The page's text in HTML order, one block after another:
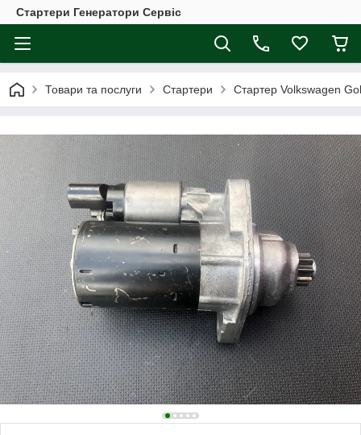
Стартери Генератори Сервіс
Товари та послуги Стартери Стартер Volkswagen